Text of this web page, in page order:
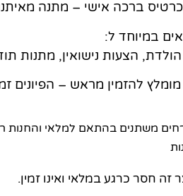
כרטיס ברכה אישי – מתנה
במיוחד ל:
הולדת, הצעות נישואין, מתנות
להזמין מראש – הפיונים
משתנים בהתאם למלאי והחנות
זה חסר כרגע במלאי ואינו זמין.